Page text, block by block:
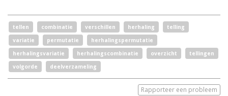
tellen combinatie verschillen herhaling
telling
variatie
permutatie
herhalingspermutatie
herhalingsvariatie
herhalingscombinatie overzicht
tellingen
volgorde
deelverzameling
Rapporteer een probleem